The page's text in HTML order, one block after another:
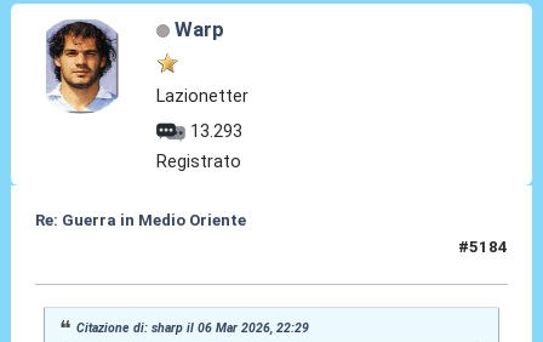
Warp
Lazionetter
13.293
Registrato
Re: Guerra in Medio Oriente
#5184
Citazione di: sharp il 06 Mar 2026, 22:29